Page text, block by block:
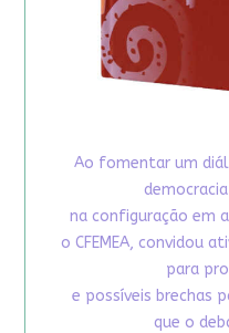
Ao fomentar um
na configuração em
o CFEMEA, convidou
para
e possíveis brechas
que o